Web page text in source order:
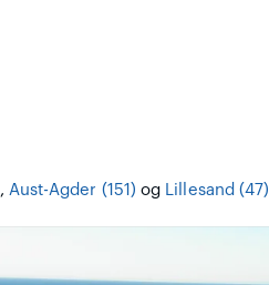
, Aust-Agder (151) og Lillesand (47)